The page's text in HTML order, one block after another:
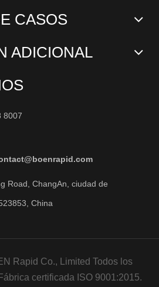
CASOS
ADICIONAL
8007
Road, ChangAn, ciudad de
China
Rapid Co., Limited Todos los
certificada ISO 9001:2015.